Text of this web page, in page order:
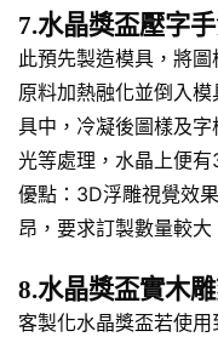
7.水晶獎盃壓字
此預先製造模具，將
原料加熱融化並倒入
具中，冷凝後圖樣及
光等處理，水晶上便
優點：3D浮雕視覺效
昂，要求訂製數量較大
8.水晶獎盃實木
客製化水晶獎盃若使